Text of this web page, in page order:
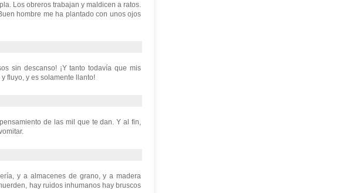
Los obreros trabajan y maldicen a ratos.
hombre me ha plantado con unos ojos
sin descanso! ¡Y tanto todavía que mis
fluyo, y es solamente llanto!
de las mil que te dan. Y al fin,
y a almacenes de grano, y a madera
hay ruidos inhumanos hay bruscos